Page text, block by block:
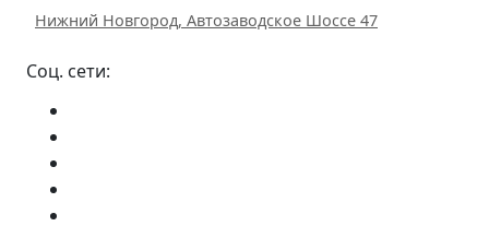
Нижний Новгород, Автозаводское Шоссе 47
Соц. сети: